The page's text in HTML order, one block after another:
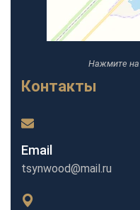
Нажмите на
Контакты
Email
tsynwood@mail.ru